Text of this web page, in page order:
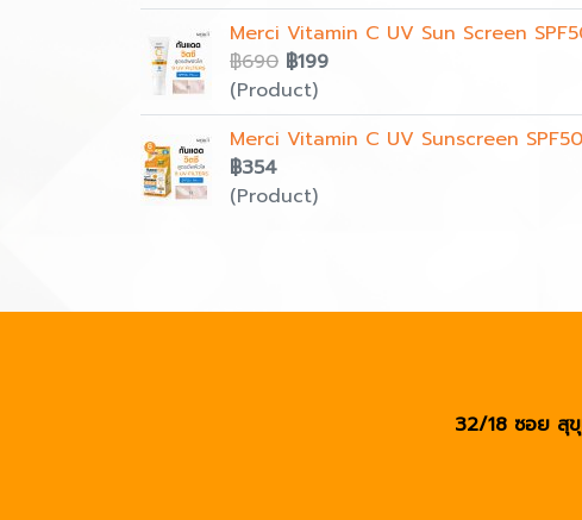
Merci Vitamin C UV Sun Screen
฿690 ฿199
(Product)
Merci Vitamin C UV Sunscreen
฿354
(Product)
32/18 ซอย สุ